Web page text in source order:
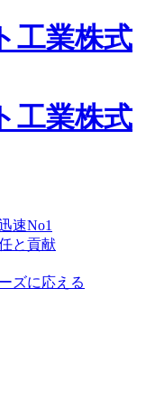
速No1
と貢献
ズに応える